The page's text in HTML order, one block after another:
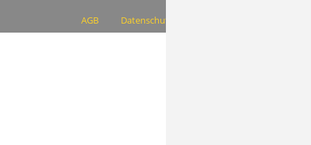
AGB Datenschutzinformation